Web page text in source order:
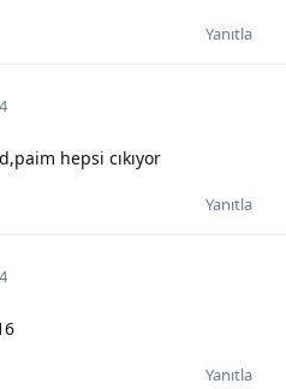
Yanıtla
hepsi cıkıyor
Yanıtla
Yanıtla